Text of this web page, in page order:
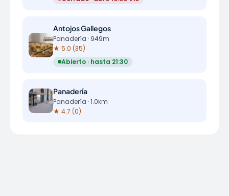
Antojos Gallegos
Panadería · 949m
★ 5.0 (35)
Abierto · hasta 21:30
Panadería
Panadería · 1.0km
★ 4.7 (0)